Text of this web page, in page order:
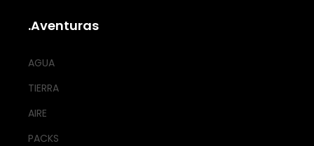
.Aventuras
AGUA
TIERRA
AIRE
PACKS